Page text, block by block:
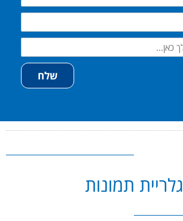
שלח
גלריית תמונות